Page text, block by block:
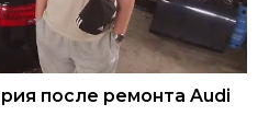
после ремонта Audi